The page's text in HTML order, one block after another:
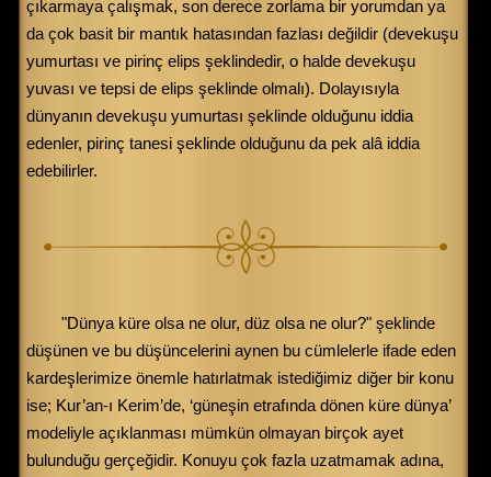
çıkarmaya çalışmak, son derece zorlama bir yorumdan ya
da çok basit bir mantık hatasından fazlası değildir (devekuşu
yumurtası ve pirinç elips şeklindedir, o halde devekuşu
yuvası ve tepsi de elips şeklinde olmalı). Dolayısıyla
dünyanın devekuşu yumurtası şeklinde olduğunu iddia
edenler, pirinç tanesi şeklinde olduğunu da pek alâ iddia
edebilirler.
"Dünya küre olsa ne olur, düz olsa ne olur?" şeklinde
düşünen ve bu düşüncelerini aynen bu cümlelerle ifade eden
kardeşlerimize önemle hatırlatmak istediğimiz diğer bir konu
ise; Kur’an-ı Kerim’de, ‘güneşin etrafında dönen küre dünya’
modeliyle açıklanması mümkün olmayan birçok ayet
bulunduğu gerçeğidir. Konuyu çok fazla uzatmamak adına,